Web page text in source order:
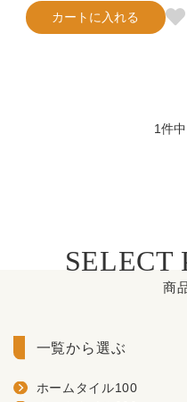
カートに入れる
1件中
SELECT
商
一覧から選ぶ
ホームタイル100